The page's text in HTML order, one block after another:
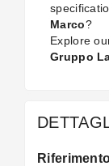
Marco?
Explore
Gruppo